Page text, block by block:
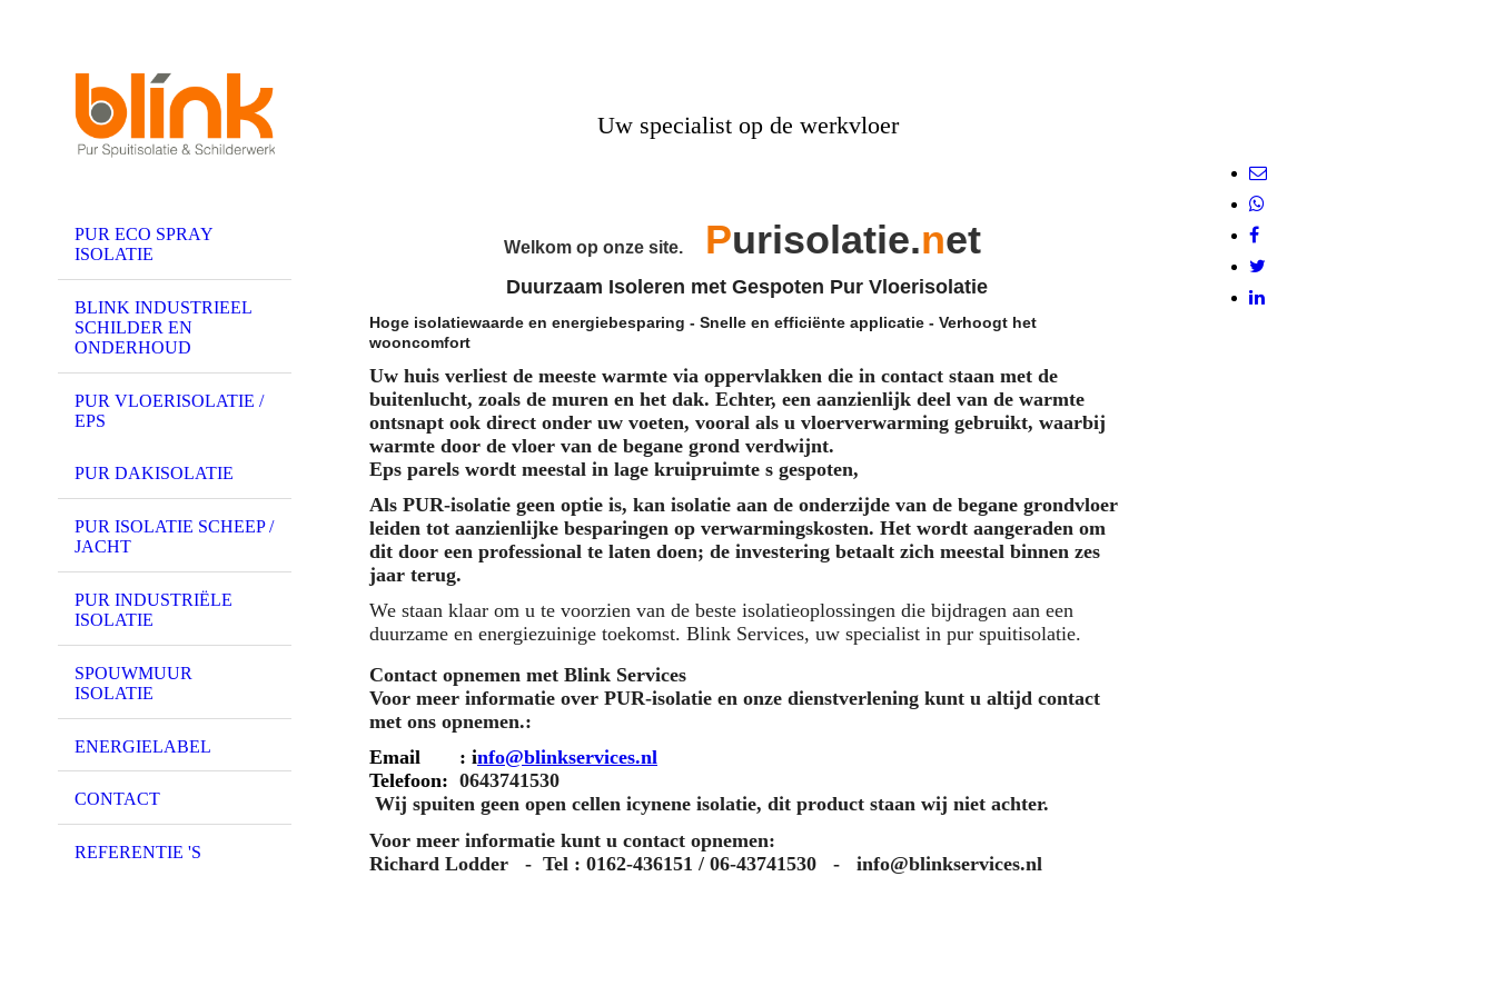
PUR ECO SPRAY
ISOLATIE
BLINK INDUSTRIEEL
SCHILDER EN
ONDERHOUD
PUR VLOERISOLATIE /
EPS
PUR DAKISOLATIE
PUR ISOLATIE SCHEEP /
JACHT
PUR INDUSTRIËLE
ISOLATIE
SPOUWMUUR
ISOLATIE
ENERGIELABEL
CONTACT
REFERENTIE 'S
Uw specialist op de werkvloer
Welkom op onze site. Purisolatie.net
Duurzaam Isoleren met Gespoten Pur Vloerisolatie
Hoge isolatiewaarde en energiebesparing - Snelle en efficiënte applicatie - Verhoogt het
wooncomfort
Uw huis verliest de meeste warmte via oppervlakken die in contact staan met de
buitenlucht, zoals de muren en het dak. Echter, een aanzienlijk deel van de warmte
ontsnapt ook direct onder uw voeten, vooral als u vloerverwarming gebruikt, waarbij
warmte door de vloer van de begane grond verdwijnt.
Eps parels wordt meestal in lage kruipruimte s gespoten,
Als PUR-isolatie geen optie is, kan isolatie aan de onderzijde van de begane grondvloer
leiden tot aanzienlijke besparingen op verwarmingskosten. Het wordt aangeraden om
dit door een professional te laten doen; de investering betaalt zich meestal binnen zes
jaar terug.
We staan klaar om u te voorzien van de beste isolatieoplossingen die bijdragen aan een
duurzame en energiezuinige toekomst. Blink Services, uw specialist in pur spuitisolatie.
Contact opnemen met Blink Services
Voor meer informatie over PUR-isolatie en onze dienstverlening kunt u altijd contact
met ons opnemen.:
Email : info@blinkservices.nl
Telefoon: 0643741530
Wij spuiten geen open cellen icynene isolatie, dit product staan wij niet achter.
Voor meer informatie kunt u contact opnemen:
Richard Lodder - Tel : 0162-436151 / 06-43741530 - info@blinkservices.nl